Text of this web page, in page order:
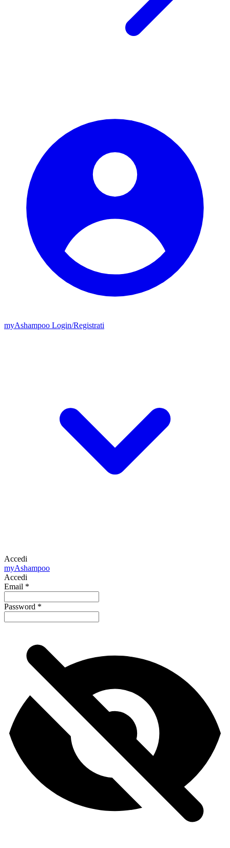
myAshampoo Login/Registrati
Accedi
myAshampoo
Accedi
Email *
Password *